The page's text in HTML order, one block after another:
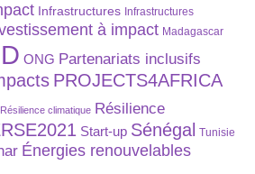
Infrastructures Infrastructures
à impact Madagascar
ONG Partenariats inclusifs
PROJECTS4AFRICA
Résilience climatique Résilience
Start-up Sénégal Tunisie
Énergies renouvelables